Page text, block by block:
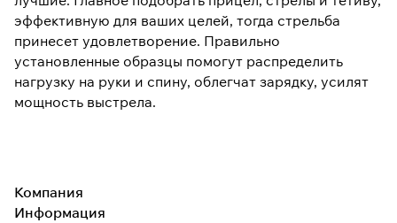
эффективную для ваших целей, тогда стрельба
принесет удовлетворение. Правильно
установленные образцы помогут распределить
нагрузку на руки и спину, облегчат зарядку, усилят
мощность выстрела.
Компания
Информация